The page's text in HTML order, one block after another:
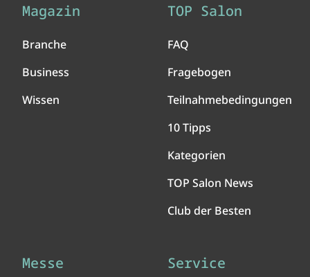
Magazin
Branche
Business
Wissen
TOP Salon
FAQ
Fragebogen
Teilnahmebedingungen
10 Tipps
Kategorien
TOP Salon News
Club der Besten
Messe Service